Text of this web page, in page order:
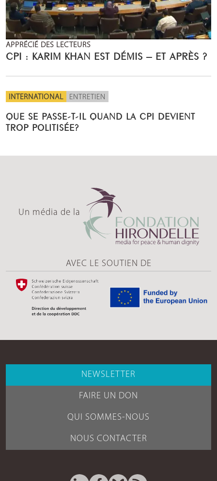
APPRÉCIÉ DES LECTEURS
CPI : KARIM KHAN EST DÉMIS – ET APRÈS ?
INTERNATIONAL ENTRETIEN
QUE SE PASSE-T-IL QUAND LA CPI DEVIENT
TROP POLITISÉE?
Un média de la
AVEC LE SOUTIEN DE
NEWSLETTER
FAIRE UN DON
QUI SOMMES-NOUS
NOUS CONTACTER